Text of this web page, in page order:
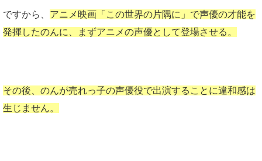
ですから、 アニメ映画「この世界の片隅に」で声優の才能を
発揮したのんに、まずアニメの声優として登場させる。
その後、のんが売れっ子の声優役で出演することに違和感は
生じません。